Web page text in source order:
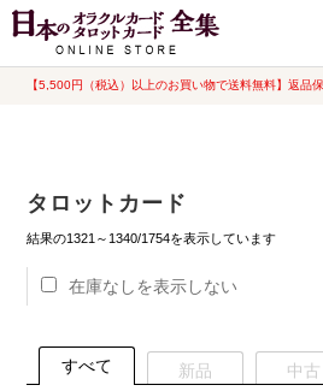
【5,500円（税込）以上のお買い物で送料無料】返品
ナ
コ
オラクルカード
ルノルマンカード
トランプ
セット
ホーム タロットカード ページ 67
タロットカード
結果の1321～1340/1754を表示しています新
在庫なしを表示しない
すべて 新品 中古